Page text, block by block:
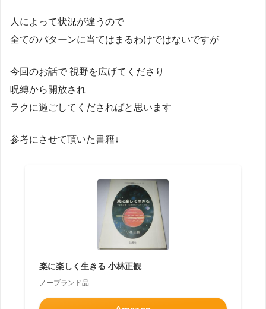
人によって状況が違うので
全てのパターンに当てはまるわけではないですが
今回のお話で 視野を広げてくださり
呪縛から開放され
ラクに過ごしてくださればと思います
参考にさせて頂いた書籍↓
楽に楽しく生きる 小林正観
ノーブランド品